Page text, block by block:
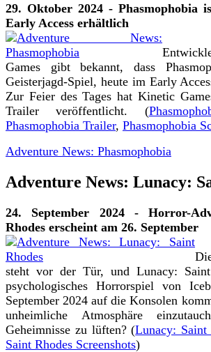
29. Oktober 2024 - Phasmophobia
Early Access erhältlich
Games gibt bekannt, dass
Geisterjagd-Spiel, heute im Early
Zur Feier des Tages hat Kinetic
Trailer veröffentlicht. (
Phasmophobia Trailer, Phasmophobia
Adventure News: Phasmophobia
Adventure News: Lunacy:
24. September 2024 - Horror-
Rhodes erscheint am 26. September
steht vor der Tür, und Lunacy:
psychologisches Horrorspiel von
September 2024 auf die Konsolen
unheimliche Atmosphäre
Geheimnisse zu lüften? (Lunacy: Saint
Saint Rhodes Screenshots)